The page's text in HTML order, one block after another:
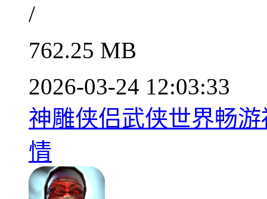
/
762.25 MB
2026-03-24 12:03:33
神雕侠侣武侠世界畅
情